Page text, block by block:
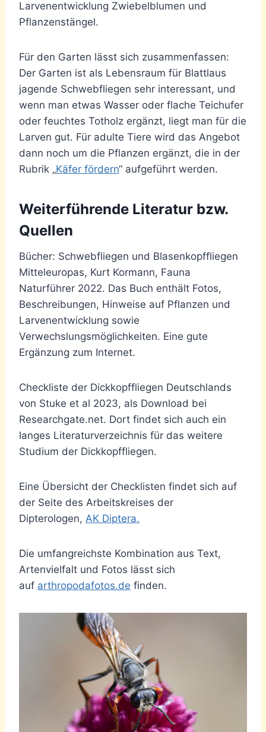
Larvenentwicklung Zwiebelblumen und
Pflanzenstängel.
Für den Garten lässt sich zusammenfassen:
Der Garten ist als Lebensraum für Blattlaus
jagende Schwebfliegen sehr interessant, und
wenn man etwas Wasser oder flache Teichufer
oder feuchtes Totholz ergänzt, liegt man für die
Larven gut. Für adulte Tiere wird das Angebot
dann noch um die Pflanzen ergänzt, die in der
Rubrik „Käfer fördern“ aufgeführt werden.
Weiterführende Literatur bzw.
Quellen
Bücher: Schwebfliegen und Blasenkopffliegen
Mitteleuropas, Kurt Kormann, Fauna
Naturführer 2022. Das Buch enthält Fotos,
Beschreibungen, Hinweise auf Pflanzen und
Larvenentwicklung sowie
Verwechslungsmöglichkeiten. Eine gute
Ergänzung zum Internet.
Checkliste der Dickkopffliegen Deutschlands
von Stuke et al 2023, als Download bei
Researchgate.net. Dort findet sich auch ein
langes Literaturverzeichnis für das weitere
Studium der Dickkopffliegen.
Eine Übersicht der Checklisten findet sich auf
der Seite des Arbeitskreises der
Dipterologen, AK Diptera.
Die umfangreichste Kombination aus Text,
Artenvielfalt und Fotos lässt sich
auf arthropodafotos.de finden.